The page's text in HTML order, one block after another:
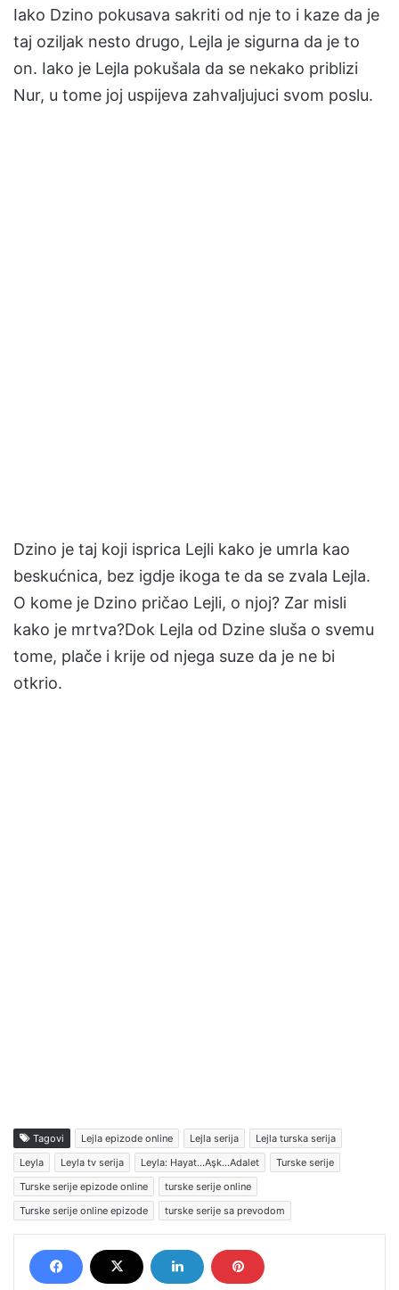
Iako Dzino pokusava sakriti od nje to i kaze da je
taj oziljak nesto drugo, Lejla je sigurna da je to
on. Iako je Lejla pokušala da se nekako priblizi
Nur, u tome joj uspijeva zahvaljujuci svom poslu.
Dzino je taj koji isprica Lejli kako je umrla kao
beskućnica, bez igdje ikoga te da se zvala Lejla.
O kome je Dzino pričao Lejli, o njoj? Zar misli
kako je mrtva?Dok Lejla od Dzine sluša o svemu
tome, plače i krije od njega suze da je ne bi
otkrio.
Tagovi Lejla epizode online Lejla serija
Lejla turska serija
Leyla
Leyla tv serija Leyla: Hayat…Aşk…Adalet
Turske serije
Turske serije epizode online
turske serije online
Turske serije online epizode
turske serije sa prevodom